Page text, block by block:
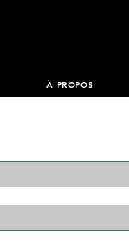
À PROPOS